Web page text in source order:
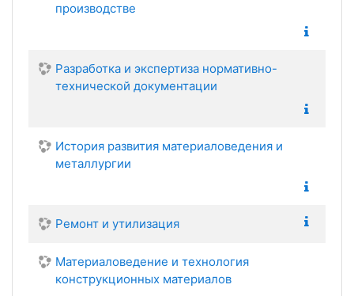
производстве
Разработка и экспертиза нормативно-
технической документации
История развития материаловедения и
металлургии
Ремонт и утилизация
Материаловедение и технология
конструкционных материалов